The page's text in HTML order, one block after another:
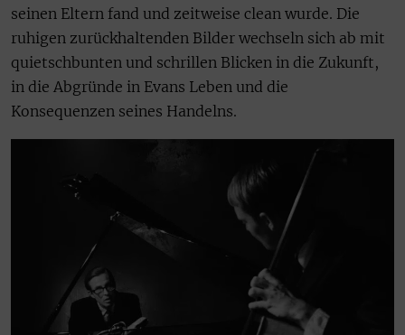
seinen Eltern fand und zeitweise clean wurde. Die
ruhigen zurückhaltenden Bilder wechseln sich ab mit
quietschbunten und schrillen Blicken in die Zukunft,
in die Abgründe in Evans Leben und die
Konsequenzen seines Handelns.